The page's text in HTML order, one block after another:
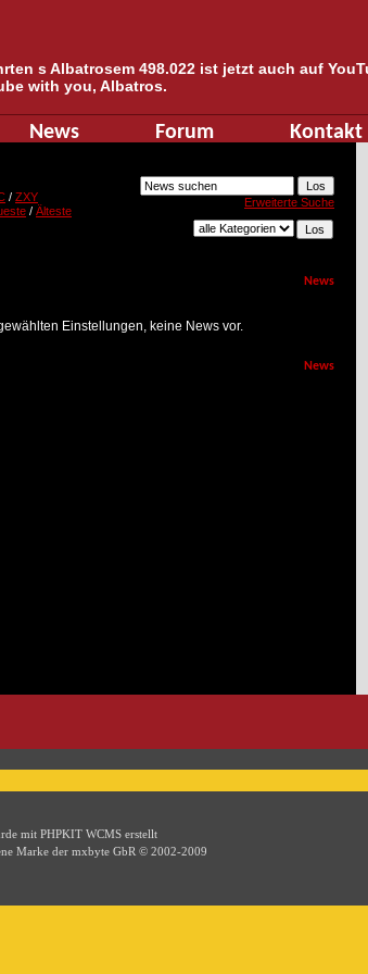
s Albatrosem 498.022 ist jetzt auch auf
with you, Albatros.
News Forum Kontakt
/ ZXY
/ Älteste
Erweiterte Suche
News
Einstellungen, keine News vor.
News
mit PHPKIT WCMS erstellt
Marke der mxbyte GbR © 2002-2009